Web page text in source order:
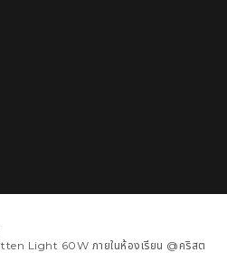
Light 60W ภายในห้องเรียน @คริสต